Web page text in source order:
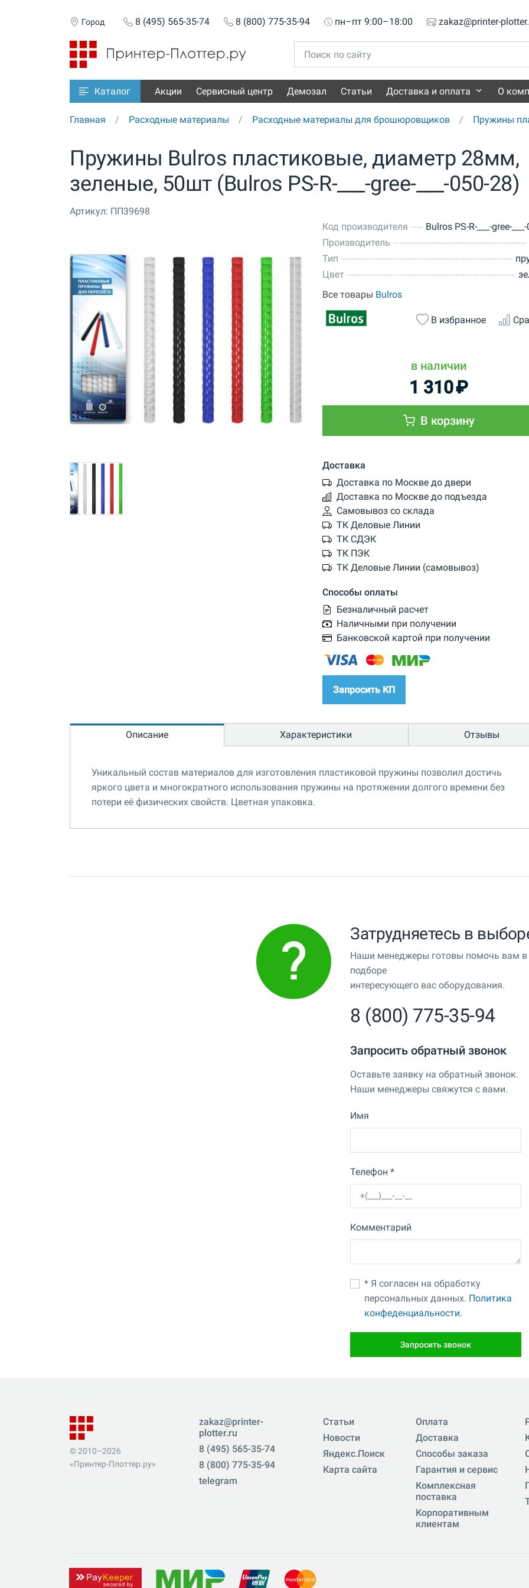
Город 8 (495) 565-35-74 8 (800) 775-35-94 пн–пт 9:00–18:00 zakaz@printer-
Каталог Акции Сервисный центр Демозал Статьи Доставка и оплата О
Главная Расходные материалы Расходные материалы для брошюровщиков Пружины
Пружины Bulros пластиковые, диаметр 28мм,
зеленые, 50шт (Bulros PS-R-___-gree-___-050-28)
Артикул: ПП39698
Код производителя
Bulros PS-R-___-gree-
Производитель
Тип
Цвет
Все товары Bulros
В избранное
в наличии
1 310₽
В корзину
Доставка
Доставка по Москве до двери
Доставка по Москве до подъезда
Самовывоз со склада
ТК Деловые Линии
ТК СДЭК
ТК ПЭК
ТК Деловые Линии (самовывоз)
Способы оплаты
Безналичный расчет
Наличными при получении
Банковской картой при получении
Запросить КП
Описание Характеристики Отзывы
Уникальный состав материалов для изготовления пластиковой пружины позволил достичь
яркого цвета и многократного использования пружины на протяжении долгого времени без
потери её физических свойств. Цветная упаковка.
Затрудняетесь в
Наши менеджеры готовы помочь вам в
подборе
интересующего вас оборудования.
8 (800) 775-35-94
Запросить обратный звонок
Оставьте заявку на обратный звонок.
Наши менеджеры свяжутся с вами.
Имя
Телефон *
Комментарий
* Я согласен на обработку
персональных данных. Политика
конфеденциальности.
Запросить звонок
© 2010–2026
«Принтер-Плоттер.ру»
zakaz@printer-
plotter.ru
8 (495) 565-35-74
8 (800) 775-35-94
telegram
Статьи
Новости
Яндекс.Поиск
Карта сайта
Оплата
Доставка
Способы заказа
Гарантия и сервис
Комплексная
поставка
Корпоративным
клиентам